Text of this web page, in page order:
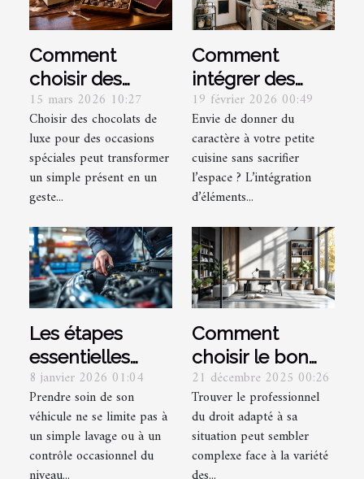
Comment
choisir des
chocolats de
luxe pour des
occasions
spéciales ?
15 mars 2026 10:27
Choisir des chocolats de
luxe pour des occasions
spéciales peut transformer
un simple présent en un
geste...
Comment
intégrer des
éléments
industriels dans
une petite
cuisine ?
19 février 2026 00:49
Envie de donner du
caractère à votre petite
cuisine sans sacrifier
l’espace ? L’intégration
d’éléments...
Les étapes
essentielles
pour un
entretien auto
réussi
8 janvier 2026 01:04
Prendre soin de son
véhicule ne se limite pas à
un simple lavage ou à un
contrôle occasionnel du
Comment
choisir le bon
spécialiste
juridique selon
vos besoins ?
21 décembre 2025 00:26
Trouver le professionnel
du droit adapté à sa
situation peut sembler
complexe face à la variété